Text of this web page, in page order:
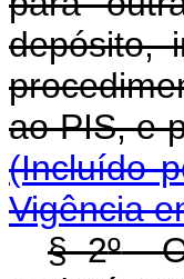
depósito,
ao PIS,
(Incluído
Vigência
§ 2ºO